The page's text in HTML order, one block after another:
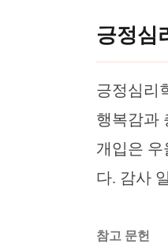
긍정심
긍정심리
행복감과
개입은 우
다. 감사
참고 문헌